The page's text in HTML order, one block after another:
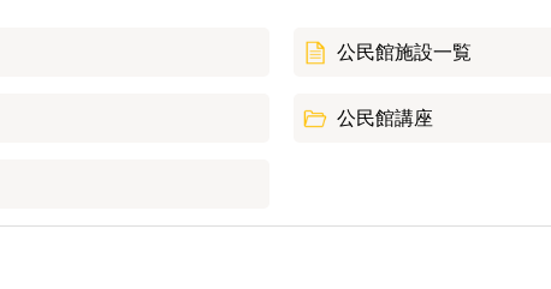
公民館施設一覧
公民館講座